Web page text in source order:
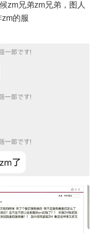
zm兄弟zm兄弟，图人
的服